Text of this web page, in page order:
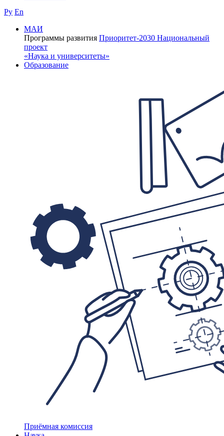
Ру En
МАИ
Программы развития Приоритет-2030 Национальный
проект
«Наука и университеты»
Образование
Приёмная комиссия